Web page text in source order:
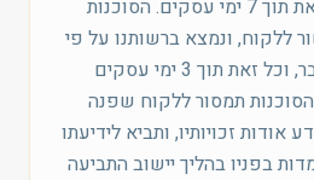
אחרות לעניין זה וכל זאת תוך 7 ימי עסקים. הסוכנות
ללקוח, ונמצא ברשותנו על פי
דין, לרבות לקוח לשעבר, וכל זאת תוך 3 ימי עסקים
תמסור ללקוח שפנה
אודות זכויותיו, ותביא לידיעתו
בפניו בהליך יישוב התביעה